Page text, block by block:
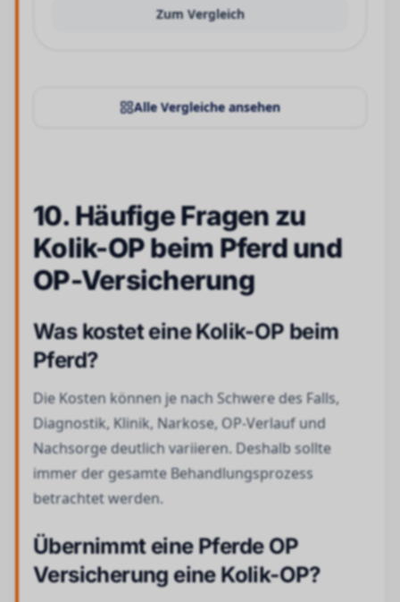
Zum Vergleich
Alle Vergleiche ansehen
10. Häufige Fragen zu
Kolik-OP beim Pferd und
OP-Versicherung
Was kostet eine Kolik-OP beim
Pferd?
Die Kosten können je nach Schwere des Falls,
Diagnostik, Klinik, Narkose, OP-Verlauf und
Nachsorge deutlich variieren. Deshalb sollte
immer der gesamte Behandlungsprozess
betrachtet werden.
Übernimmt eine Pferde OP
Versicherung eine Kolik-OP?